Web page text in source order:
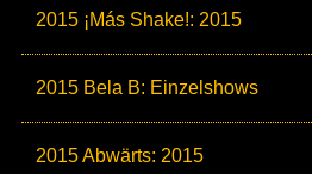
2015 ¡Más Shake!: 2015
2015 Bela B: Einzelshows
2015 Abwärts: 2015